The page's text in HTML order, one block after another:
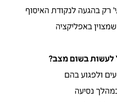
בהגעה לנקודת האיסוף
באפליקציה
ולפגוע בהם
נסיעה